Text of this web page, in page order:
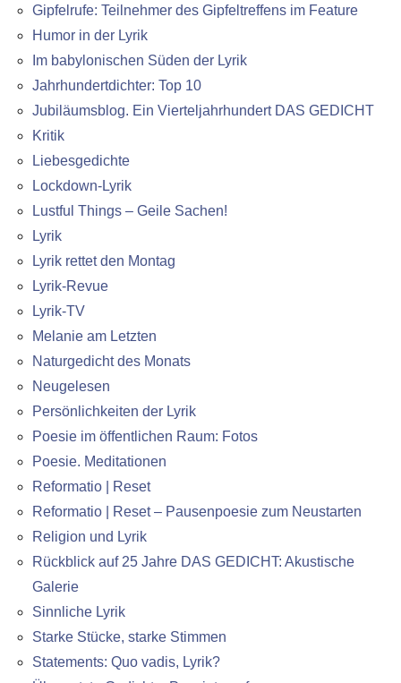
Gipfelrufe: Teilnehmer des Gipfeltreffens im Feature
Humor in der Lyrik
Im babylonischen Süden der Lyrik
Jahrhundertdichter: Top 10
Jubiläumsblog. Ein Vierteljahrhundert DAS GEDICHT
Kritik
Liebesgedichte
Lockdown-Lyrik
Lustful Things – Geile Sachen!
Lyrik
Lyrik rettet den Montag
Lyrik-Revue
Lyrik-TV
Melanie am Letzten
Naturgedicht des Monats
Neugelesen
Persönlichkeiten der Lyrik
Poesie im öffentlichen Raum: Fotos
Poesie. Meditationen
Reformatio | Reset
Reformatio | Reset – Pausenpoesie zum Neustarten
Religion und Lyrik
Rückblick auf 25 Jahre DAS GEDICHT: Akustische
Galerie
Sinnliche Lyrik
Starke Stücke, starke Stimmen
Statements: Quo vadis, Lyrik?